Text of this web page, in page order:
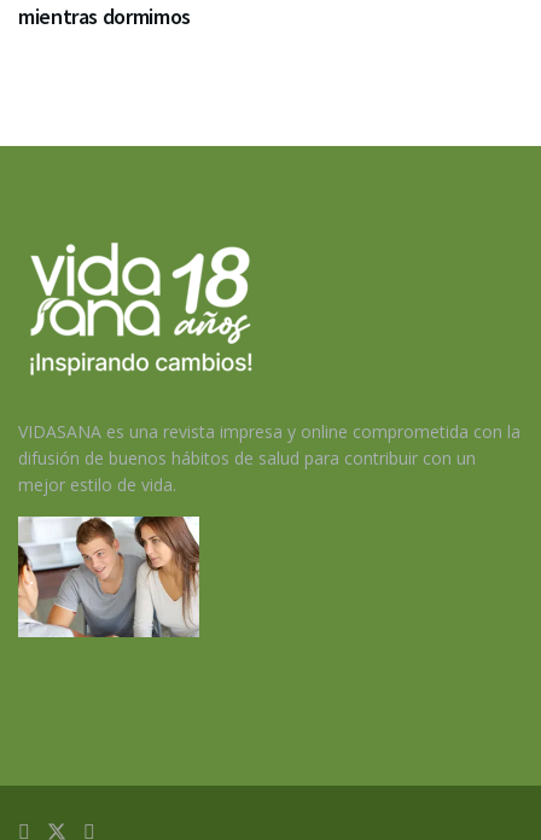
mientras dormimos
VIDASANA es una revista impresa y online comprometida con la
difusión de buenos hábitos de salud para contribuir con un
mejor estilo de vida.